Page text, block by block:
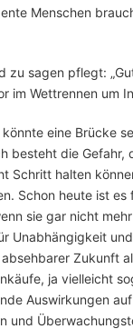
Menschen
zu sagen pflegt: „
im Wettrennen um
eine Brücke
besteht die
Schritt halten
Schon heute ist
sie gar nicht
Unabhängigkeit
Zukunft
ja vielleicht
Auswirkungen
und